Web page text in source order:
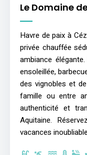
Le Domaine
Havre de paix à
privée chauffée
ambiance
ensoleillée,
des vignobles et
famille ou entre
authenticité et
Aquitaine.
vacances